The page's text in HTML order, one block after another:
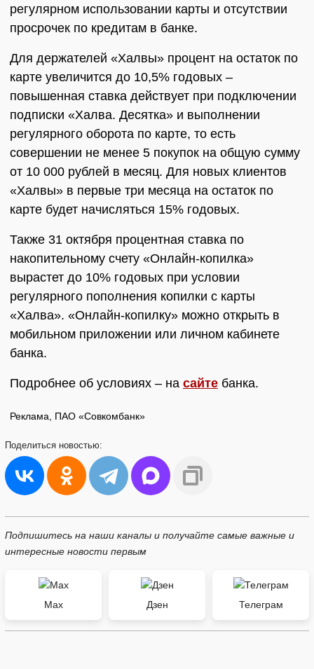
регулярном использовании карты и отсутствии
просрочек по кредитам в банке.
Для держателей «Халвы» процент на остаток по
карте увеличится до 10,5% годовых –
повышенная ставка действует при подключении
подписки «Халва. Десятка» и выполнении
регулярного оборота по карте, то есть
совершении не менее 5 покупок на общую сумму
от 10 000 рублей в месяц. Для новых клиентов
«Халвы» в первые три месяца на остаток по
карте будет начисляться 15% годовых.
Также 31 октября процентная ставка по
накопительному счету «Онлайн-копилка»
вырастет до 10% годовых при условии
регулярного пополнения копилки с карты
«Халва». «Онлайн-копилку» можно открыть в
мобильном приложении или личном кабинете
банка.
Подробнее об условиях – на сайте банка.
Реклама, ПАО «Совкомбанк»
Поделиться новостью:
Подпишитесь на наши каналы и получайте самые важные и
интересные новости первым
Max Дзен Телеграм